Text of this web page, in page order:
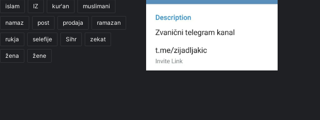
islam IZ kur'an muslimani
namaz post prodaja ramazan
rukja selefije Sihr zekat
žena žene